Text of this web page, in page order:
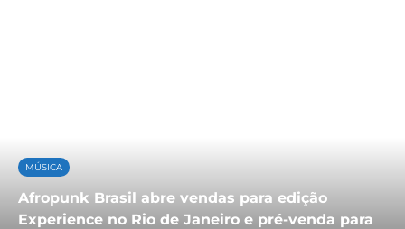
MÚSICA
Afropunk Brasil abre vendas para edição
Experience no Rio de Janeiro e pré-venda para